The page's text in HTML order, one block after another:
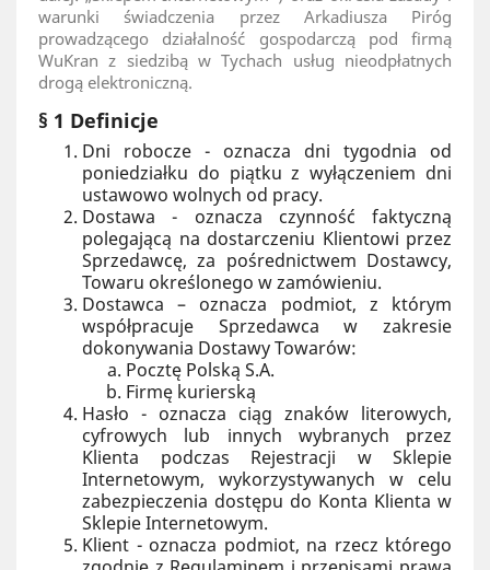
warunki świadczenia przez Arkadiusza Piróg
prowadzącego działalność gospodarczą pod firmą
WuKran z siedzibą w Tychach usług nieodpłatnych
drogą elektroniczną.
§ 1 Definicje
Dni robocze - oznacza dni tygodnia od
poniedziałku do piątku z wyłączeniem dni
ustawowo wolnych od pracy.
Dostawa - oznacza czynność faktyczną
polegającą na dostarczeniu Klientowi przez
Sprzedawcę, za pośrednictwem Dostawcy,
Towaru określonego w zamówieniu.
Dostawca – oznacza podmiot, z którym
współpracuje Sprzedawca w zakresie
dokonywania Dostawy Towarów:
Pocztę Polską S.A.
Firmę kurierską
Hasło - oznacza ciąg znaków literowych,
cyfrowych lub innych wybranych przez
Klienta podczas Rejestracji w Sklepie
Internetowym, wykorzystywanych w celu
zabezpieczenia dostępu do Konta Klienta w
Sklepie Internetowym.
Klient - oznacza podmiot, na rzecz którego